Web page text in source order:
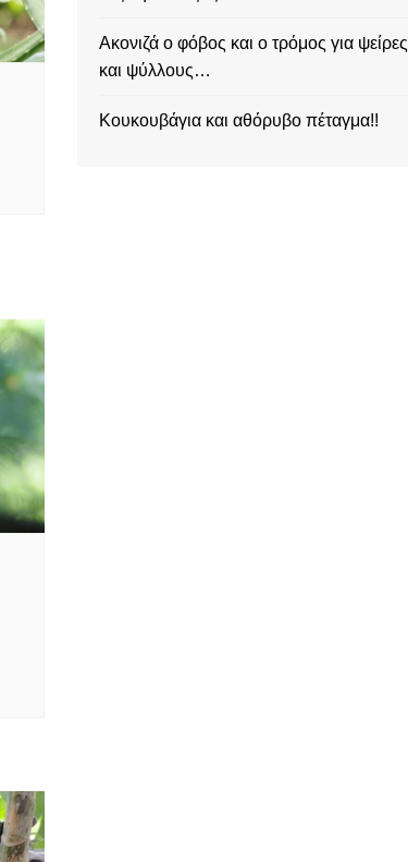
Ακονιζά ο φόβος και ο τρόμος για ψείρες
και ψύλλους…
Κουκουβάγια και αθόρυβο πέταγμα!!